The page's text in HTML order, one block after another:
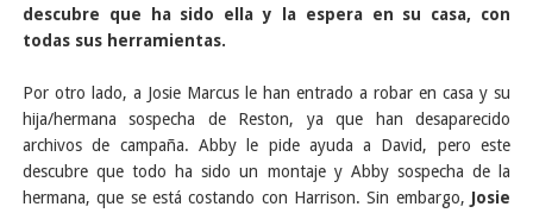
descubre que ha sido ella y la espera en su casa, con
todas sus herramientas.
Por otro lado, a Josie Marcus le han entrado a robar en casa y su
hija/hermana sospecha de Reston, ya que han desaparecido
archivos de campaña. Abby le pide ayuda a David, pero este
descubre que todo ha sido un montaje y Abby sospecha de la
hermana, que se está costando con Harrison. Sin embargo, Josie